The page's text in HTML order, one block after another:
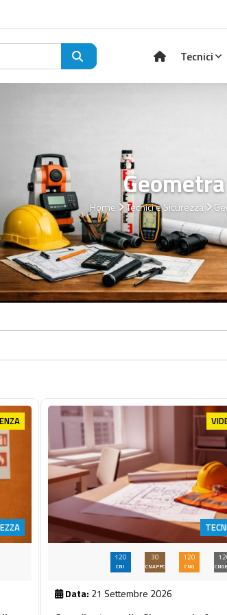
Tecnici
Geometra
Home Tecnici e Sicurezza
120
CNI
30
CNAPPC
120
CNG
Data: 21 Settembre 2026